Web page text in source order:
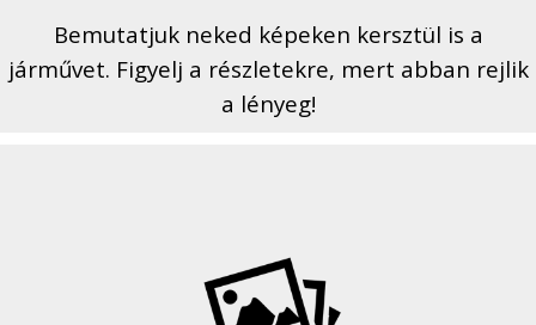
Bemutatjuk neked képeken kersztül is a
járművet. Figyelj a részletekre, mert abban rejlik
a lényeg!